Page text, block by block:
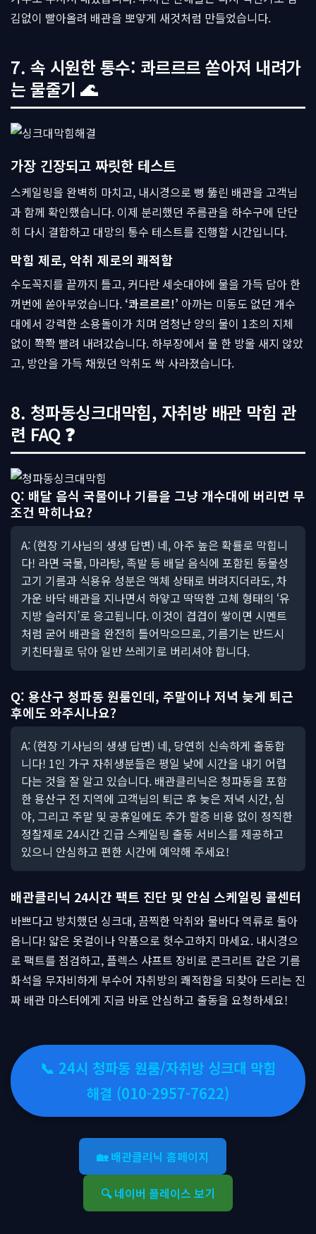
김없이 빨아올려 배관을 뽀얗게 새것처럼 만들었습니다.
7. 속 시원한 통수: 콰르르르 쏟아져 내려가
는 물줄기 🌊
가장 긴장되고 짜릿한 테스트
스케일링을 완벽히 마치고, 내시경으로 뻥 뚫린 배관을 고객님
과 함께 확인했습니다. 이제 분리했던 주름관을 하수구에 단단
히 다시 결합하고 대망의 통수 테스트를 진행할 시간입니다.
막힘 제로, 악취 제로의 쾌적함
수도꼭지를 끝까지 틀고, 커다란 세숫대야에 물을 가득 담아 한
꺼번에 쏟아부었습니다. ‘콰르르르!’ 아까는 미동도 없던 개수
대에서 강력한 소용돌이가 치며 엄청난 양의 물이 1초의 지체
없이 쫙쫙 빨려 내려갔습니다. 하부장에서 물 한 방울 새지 않았
고, 방안을 가득 채웠던 악취도 싹 사라졌습니다.
8. 청파동싱크대막힘, 자취방 배관 막힘 관
련 FAQ ❓
Q: 배달 음식 국물이나 기름을 그냥 개수대에 버리면 무
조건 막히나요?
A: (현장 기사님의 생생 답변) 네, 아주 높은 확률로 막힙니
다! 라면 국물, 마라탕, 족발 등 배달 음식에 포함된 동물성
고기 기름과 식용유 성분은 액체 상태로 버려지더라도, 차
가운 바닥 배관을 지나면서 하얗고 딱딱한 고체 형태의 ‘유
지방 슬러지’로 응고됩니다. 이것이 겹겹이 쌓이면 시멘트
처럼 굳어 배관을 완전히 틀어막으므로, 기름기는 반드시
키친타월로 닦아 일반 쓰레기로 버리셔야 합니다.
Q: 용산구 청파동 원룸인데, 주말이나 저녁 늦게 퇴근
후에도 와주시나요?
A: (현장 기사님의 생생 답변) 네, 당연히 신속하게 출동합
니다! 1인 가구 자취생분들은 평일 낮에 시간을 내기 어렵
다는 것을 잘 알고 있습니다. 배관클리닉은 청파동을 포함
한 용산구 전 지역에 고객님의 퇴근 후 늦은 저녁 시간, 심
야, 그리고 주말 및 공휴일에도 추가 할증 비용 없이 정직한
정찰제로 24시간 긴급 스케일링 출동 서비스를 제공하고
있으니 안심하고 편한 시간에 예약해 주세요!
배관클리닉 24시간 팩트 진단 및 안심 스케일링 콜센터
바쁘다고 방치했던 싱크대, 끔찍한 악취와 물바다 역류로 돌아
옵니다! 얇은 옷걸이나 약품으로 헛수고하지 마세요. 내시경으
로 팩트를 점검하고, 플렉스 샤프트 장비로 콘크리트 같은 기름
화석을 무자비하게 부수어 자취방의 쾌적함을 되찾아 드리는 진
짜 배관 마스터에게 지금 바로 안심하고 출동을 요청하세요!
📞 24시 청파동 원룸/자취방 싱크대 막힘
해결 (010-2957-7622)
🏡 배관클리닉 홈페이지
🔍 네이버 플레이스 보기